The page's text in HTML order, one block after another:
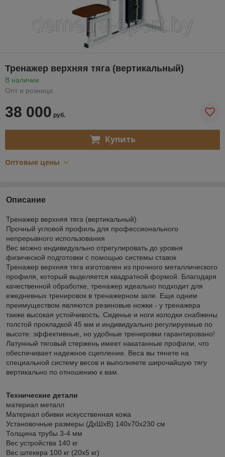
Тренажер верхняя тяга (вертикальный)
В наличии
Опт и розница
38 000 руб.
Купить
Оптовые цены
Описание
Тренажер верхняя тяга (вертикальный)
Прочный угловой профиль для профессионального
непрерывного использования
Вес можно индивидуально отрегулировать до уровня
физической подготовки с помощью системы ставок
Тренажер верхняя тяга изготовлен из прочного металлического
профиля, который выделяется квадратной формой. Благодаря
качественной обработке, тренажер идеально подходит для
ежедневных тренировок в тренажерном зале. Еще одним
преимуществом являются резиновые ножки - у тренажера
также высокая устойчивость. Сиденье и ноги колодки снабжены
толстой прокладкой 45 мм и индивидуально регулируемые по
высоте: эффективные, но удобные тренировки гарантировано!
Латунный тяговый стержень имеет накатанные профили, что
обеспечивает надежное сцепление. Веса вы тянете на
специальной систему весов и выполняете широчайшую тягу
вертикально по отношению к вам.
Технические детали
материал металл
Материал обивки искусственная кожа
Установочные размеры (ДхШхВ) 140x70x230 см
Толщина трубы 3-4 мм
Вес устройства 140 кг
Вес штекера 100 кг (20х5 кг)